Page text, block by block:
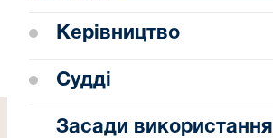
Керівництво
Судді
Засади використання